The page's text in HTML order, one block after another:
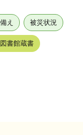
え 被災状況
書館蔵書